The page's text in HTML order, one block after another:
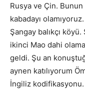
Rusya ve Çin.
kabadayı
Şangay balıkçı
ikinci Mao dahi
geldi. Şu an
aynen katılıyorum
İngiliz